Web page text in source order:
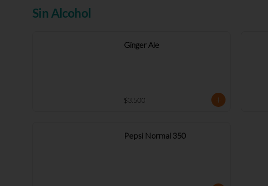
Sin Alcohol
Ginger Ale
$3.500
Pepsi Normal 350